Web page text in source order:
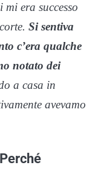
era successo
Si sentiva
c’era qualche
notato dei
a casa in
avevamo